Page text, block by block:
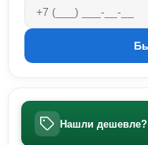
Нашли дешевле?